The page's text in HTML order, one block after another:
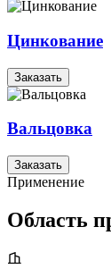
Цинкование
Заказать
Вальцовка
Заказать
Применение
Область